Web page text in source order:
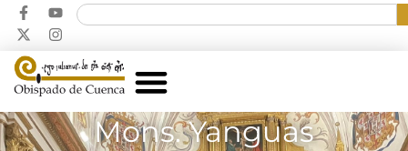
Mons. Yanguas